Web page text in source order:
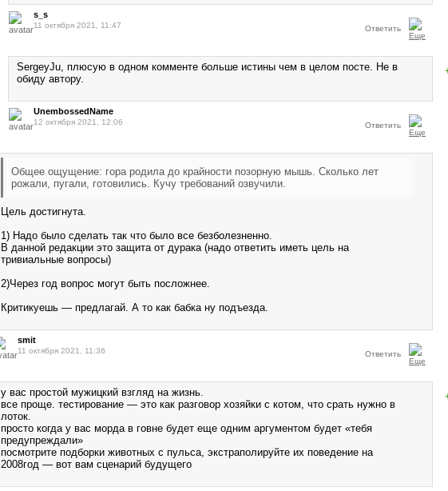
s_s
11 октября 2021, 11:47 Ответить
SergeyJu, плюсую в одном комменте больше истины чем в целом посте. Не в
обиду автору.
UnembossedName
12 октября 2021, 12:06 Ответить
Общее ощущение: гора родила до крайности позорную мышь. Сколько лет
рожали, пугали, готовились. Кучу требований озвучили.
Цель достигнута.
1) Надо было сделать так что было все безболезненно.
В данной редакции это защита от дурака (надо ответить иметь цель на
тривиальные вопросы)
2)Через год вопрос могут быть посложнее.
Критикуешь — предлагай. А то как бабка ну подъезда.
smit
11 октября 2021, 11:36 Ответить
у вас простой мужицкий взгляд на жизнь.
все проще. тестирование — это как разговор хозяйки с котом, что срать нужно в
лоток.
просто когда у вас морда в говне будет еще одним аргументом будет «тебя
предупреждали»
посмотрите подборки животных с пульса, экстраполируйте их поведение на
2008год — вот вам сценарий будущего